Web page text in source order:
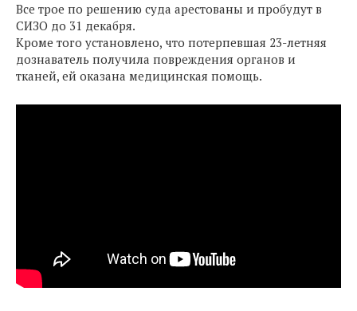
Все трое по решению суда арестованы и пробудут в
СИЗО до 31 декабря.
Кроме того установлено, что потерпевшая 23-летняя
дознаватель получила повреждения органов и
тканей, ей оказана медицинская помощь.